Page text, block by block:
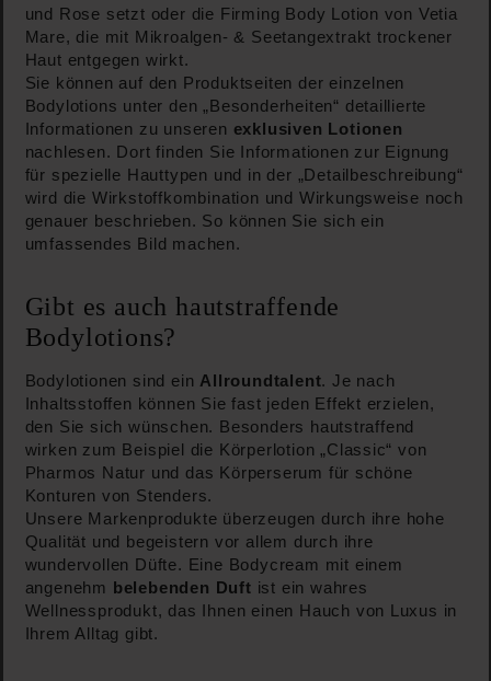
und Rose setzt oder die Firming Body Lotion von Vetia
Mare, die mit Mikroalgen- & Seetangextrakt trockener
Haut entgegen wirkt.
Sie können auf den Produktseiten der einzelnen
Bodylotions unter den „Besonderheiten“ detaillierte
Informationen zu unseren exklusiven Lotionen
nachlesen. Dort finden Sie Informationen zur Eignung
für spezielle Hauttypen und in der „Detailbeschreibung“
wird die Wirkstoffkombination und Wirkungsweise noch
genauer beschrieben. So können Sie sich ein
umfassendes Bild machen.
Gibt es auch hautstraffende
Bodylotions?
Bodylotionen sind ein Allroundtalent. Je nach
Inhaltsstoffen können Sie fast jeden Effekt erzielen,
den Sie sich wünschen. Besonders hautstraffend
wirken zum Beispiel die Körperlotion „Classic“ von
Pharmos Natur und das Körperserum für schöne
Konturen von Stenders.
Unsere Markenprodukte überzeugen durch ihre hohe
Qualität und begeistern vor allem durch ihre
wundervollen Düfte. Eine Bodycream mit einem
angenehm
belebenden Duft ist ein wahres
Wellnessprodukt, das Ihnen einen Hauch von Luxus in
Ihrem Alltag gibt.